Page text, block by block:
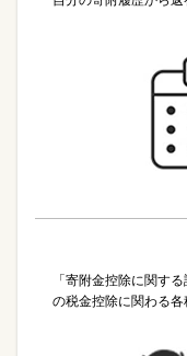
「寄附金控除に関す
の税金控除に関わる